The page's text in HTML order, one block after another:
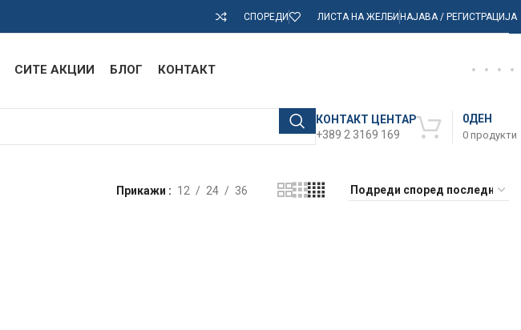
СПОРЕДИ ЛИСТА НА ЖЕЛБИНАЈАВА / РЕГИСТРАЦИЈА
СИТЕ АКЦИИ БЛОГ КОНТАКТ
КОНТАКТ ЦЕНТАР
+389 2 3169 169
0 продукти
0ДЕН
Прикажи 12 24 36